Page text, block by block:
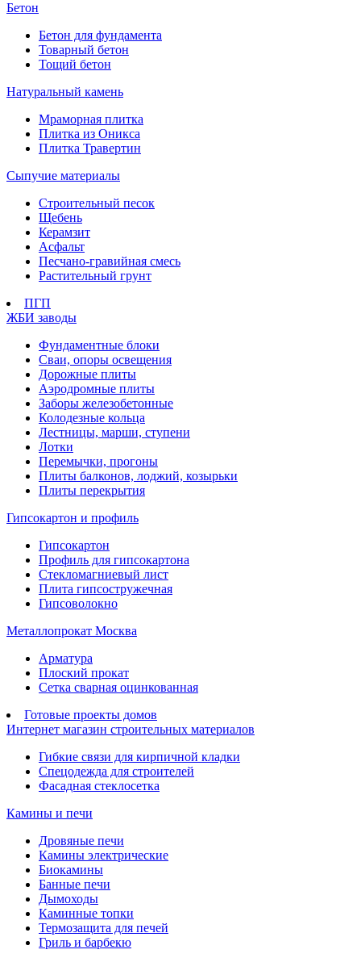
Бетон
Бетон для фундамента
Товарный бетон
Тощий бетон
Натуральный камень
Мраморная плитка
Плитка из Оникса
Плитка Травертин
Сыпучие материалы
Строительный песок
Щебень
Керамзит
Асфальт
Песчано-гравийная смесь
Растительный грунт
ПГП
ЖБИ заводы
Фундаментные блоки
Сваи, опоры освещения
Дорожные плиты
Аэродромные плиты
Заборы железобетонные
Колодезные кольца
Лестницы, марши, ступени
Лотки
Перемычки, прогоны
Плиты балконов, лоджий, козырьки
Плиты перекрытия
Гипсокартон и профиль
Гипсокартон
Профиль для гипсокартона
Стекломагниевый лист
Плита гипсостружечная
Гипсоволокно
Металлопрокат Москва
Арматура
Плоский прокат
Сетка сварная оцинкованная
Готовые проекты домов
Интернет магазин строительных материалов
Гибкие связи для кирпичной кладки
Спецодежда для строителей
Фасадная стеклосетка
Камины и печи
Дровяные печи
Камины электрические
Биокамины
Банные печи
Дымоходы
Каминные топки
Термозащита для печей
Гриль и барбекю